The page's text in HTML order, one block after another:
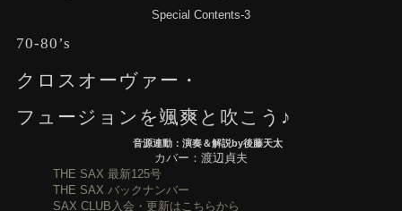
Special Contents-3
70-80’s
クロスオーヴァー・
フュージョンを颯爽と吹こう♪
音源連動：演奏＆解説by後藤天太
カバー：渡辺貞夫
THE SAX 最新125号
THE SAX バックナンバー
SAX CLUB入会・更新はこちらから